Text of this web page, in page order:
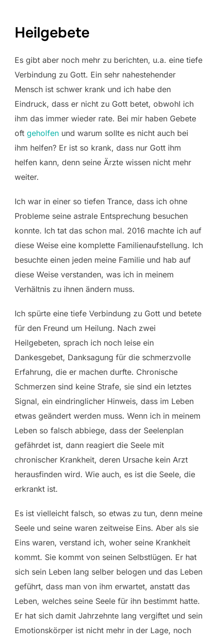
Heilgebete
Es gibt aber noch mehr zu berichten, u.a. eine tiefe
Verbindung zu Gott. Ein sehr nahestehender
Mensch ist schwer krank und ich habe den
Eindruck, dass er nicht zu Gott betet, obwohl ich
ihm das immer wieder rate. Bei mir haben Gebete
oft geholfen und warum sollte es nicht auch bei
ihm helfen? Er ist so krank, dass nur Gott ihm
helfen kann, denn seine Ärzte wissen nicht mehr
weiter.
Ich war in einer so tiefen Trance, dass ich ohne
Probleme seine astrale Entsprechung besuchen
konnte. Ich tat das schon mal. 2016 machte ich auf
diese Weise eine komplette Familienaufstellung. Ich
besuchte einen jeden meine Familie und hab auf
diese Weise verstanden, was ich in meinem
Verhältnis zu ihnen ändern muss.
Ich spürte eine tiefe Verbindung zu Gott und betete
für den Freund um Heilung. Nach zwei
Heilgebeten, sprach ich noch leise ein
Dankesgebet, Danksagung für die schmerzvolle
Erfahrung, die er machen durfte. Chronische
Schmerzen sind keine Strafe, sie sind ein letztes
Signal, ein eindringlicher Hinweis, dass im Leben
etwas geändert werden muss. Wenn ich in meinem
Leben so falsch abbiege, dass der Seelenplan
gefährdet ist, dann reagiert die Seele mit
chronischer Krankheit, deren Ursache kein Arzt
herausfinden wird. Wie auch, es ist die Seele, die
erkrankt ist.
Es ist vielleicht falsch, so etwas zu tun, denn meine
Seele und seine waren zeitweise Eins. Aber als sie
Eins waren, verstand ich, woher seine Krankheit
kommt. Sie kommt von seinen Selbstlügen. Er hat
sich sein Leben lang selber belogen und das Leben
geführt, dass man von ihm erwartet, anstatt das
Leben, welches seine Seele für ihn bestimmt hatte.
Er hat sich damit Jahrzehnte lang vergiftet und sein
Emotionskörper ist nicht mehr in der Lage, noch